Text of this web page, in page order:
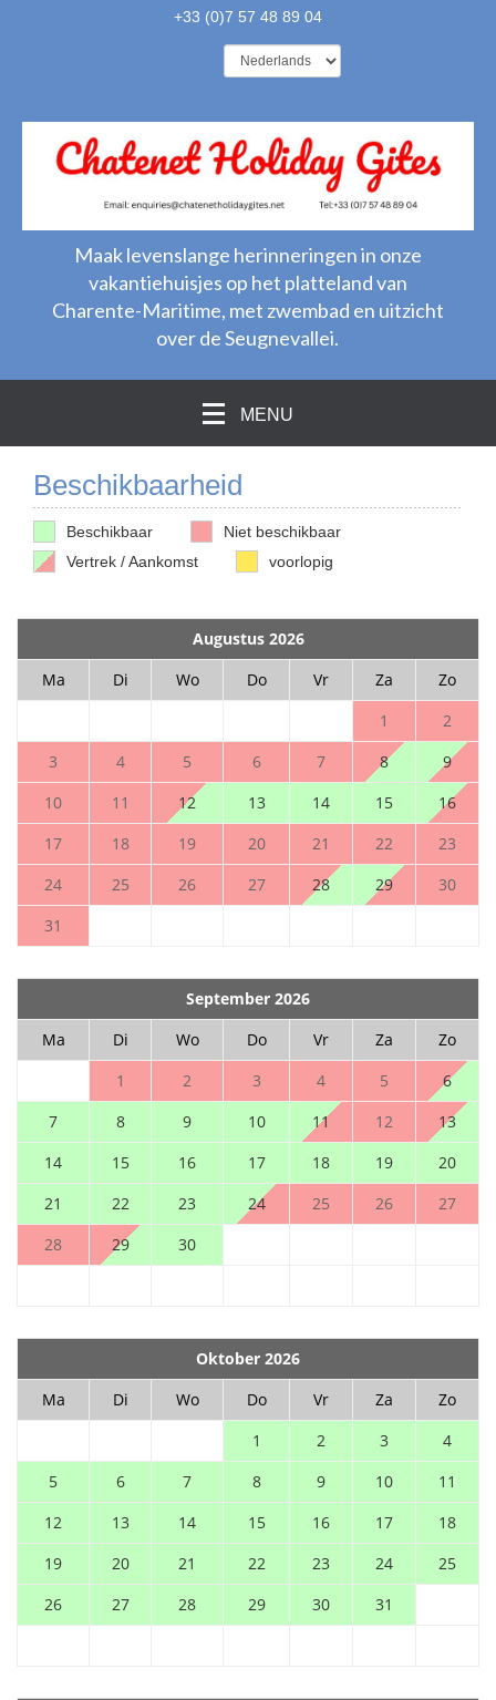
+33 (0)7 57 48 89 04
Maak levenslange herinneringen in onze
vakantiehuisjes op het platteland van
Charente-Maritime, met zwembad en uitzicht
over de Seugnevallei.
MENU
Beschikbaarheid
Beschikbaar
Niet beschikbaar
Vertrek / Aankomst
voorlopig
Augustus 2026
Ma
Di Wo Do Vr Za
Zo
1
2
3
4 5 6 7 8
9
10
11 12 13 14 15
16
17
18 19 20 21 22
23
24
25 26 27 28 29
30
31
September 2026
Ma
Di Wo Do Vr Za
Zo
1
2 3 4 5
6
7
8 9 10 11 12
13
14
15 16 17 18 19
20
21
22 23 24 25 26
27
28
29 30
Oktober 2026
Ma
Di Wo Do Vr Za
Zo
1
2 3
4
5
6 7 8 9 10
11
12
13 14 15 16 17
18
19
20 21 22 23 24
25
26
27 28 29 30 31